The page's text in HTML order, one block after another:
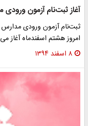
آغاز ثبت‌نام آزمون
ثبت‌نام آزمون ورودی
امروز هشتم اسفندماه آغاز
۸ اسفند ۱۳۹۴